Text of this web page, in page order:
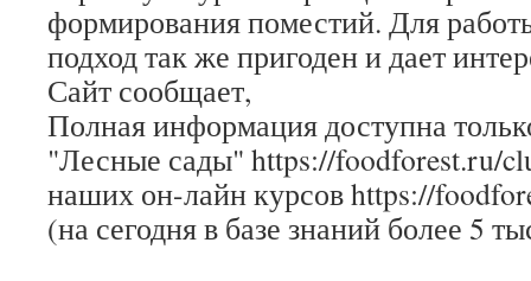
формирования поместий. Для
подход так же пригоден и дает
Сайт сообщает,
Полная информация доступна
"Лесные сады" https://foodforest.ru/
наших он-лайн курсов https://
(на сегодня в базе знаний более 5